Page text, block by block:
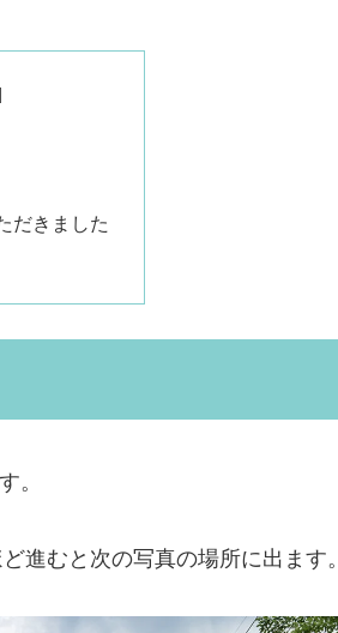
だきました
。
進むと次の写真の場所に出ます。